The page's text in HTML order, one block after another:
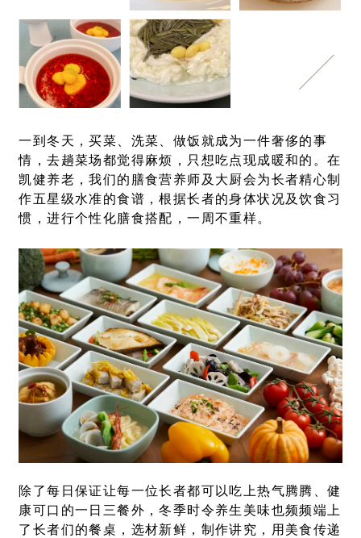
一到冬天，买菜、洗菜、做饭就成为一件奢侈的事
情，去趟菜场都觉得麻烦，只想吃点现成暖和的。在
凯健养老，我们的膳食营养师及大厨会为长者精心制
作五星级水准的食谱，根据长者的身体状况及饮食习
惯，进行个性化膳食搭配，一周不重样。
除了每日保证让每一位长者都可以吃上热气腾腾、健
康可口的一日三餐外，冬季时令养生美味也频频端上
了长者们的餐桌，选材新鲜，制作讲究，用美食传递